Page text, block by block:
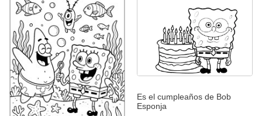
Es el cumpleaños de Bob
Esponja